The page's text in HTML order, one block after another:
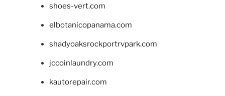
shoes-vert.com
elbotanicopanama.com
shadyoaksrockportrvpark.com
jccoinlaundry.com
kautorepair.com